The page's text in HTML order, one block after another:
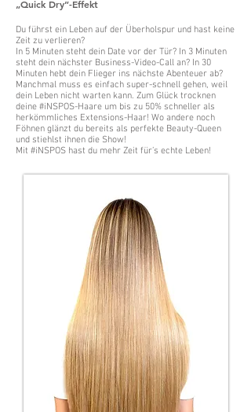
„Quick Dry”-Effekt
Du führst ein Leben auf der Überholspur und hast keine
Zeit zu verlieren?
In 5 Minuten steht dein Date vor der Tür? In 3 Minuten
steht dein nächster Business-Video-Call an? In 30
Minuten hebt dein Flieger ins nächste Abenteuer ab?
Manchmal muss es einfach super-schnell gehen, weil
dein Leben nicht warten kann. Zum Glück trocknen
deine #iNSPOS-Haare um bis zu 50% schneller als
herkömmliches Extensions-Haar! Wo andere noch
Föhnen glänzt du bereits als perfekte Beauty-Queen
und stiehlst ihnen die Show!
Mit #iNSPOS hast du mehr Zeit für’s echte Leben!